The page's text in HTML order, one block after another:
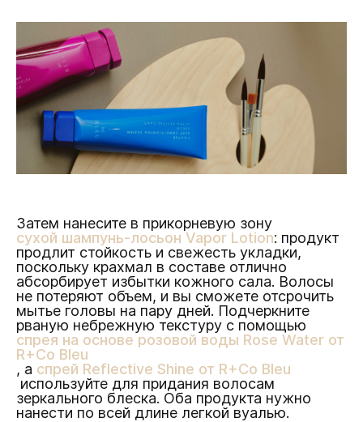
Затем нанесите в прикорневую зону
сухой шампунь-лосьон Vapor Lotion: продукт
продлит стойкость и свежесть укладки,
поскольку крахмал в составе отлично
абсорбирует избытки кожного сала. Волосы
не потеряют объем, и вы сможете отсрочить
мытье головы на пару дней. Подчеркните
рваную небрежную текстуру с помощью
спрея на основе розовой воды Rose Water от
R+Co Bleu
, а спрей Reflective Shine от R+Co Bleu
используйте для придания волосам
зеркального блеска. Оба продукта нужно
нанести по всей длине легкой вуалью.